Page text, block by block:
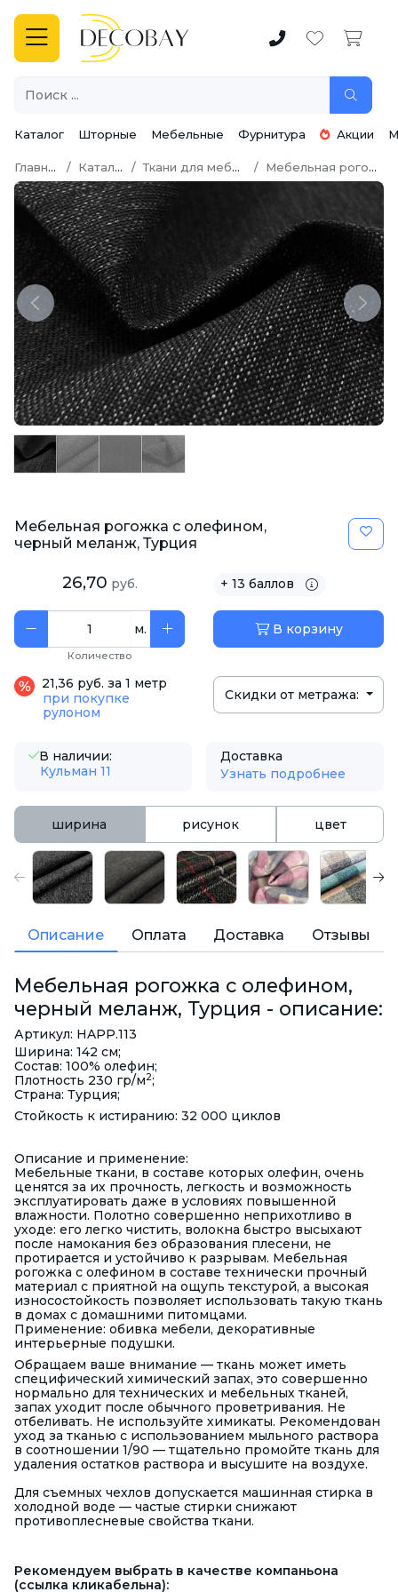
Каталог Шторные Мебельные Фурнитура Акции
Главная Каталог Ткани для мебели Мебельная рогожка
Previous Next
Мебельная рогожка с олефином,
черный меланж, Турция
26,70 руб. + 13 баллов
м.
Количество
В корзину
21,36 руб. за 1 метр
при покупке
рулоном
Скидки от метража:
В наличии:
Кульман 11
Доставка
Узнать подробнее
ширина рисунок цвет
Описание Оплата Доставка Отзывы
Мебельная рогожка с олефином,
черный меланж, Турция - описание:
Артикул: HAPP.113
Ширина: 142 см;
Состав: 100% олефин;
Плотность 230 гр/м2;
Страна: Турция;
Стойкость к истиранию: 32 000 циклов
Описание и применение:
Мебельные ткани, в составе которых олефин, очень
ценятся за их прочность, легкость и возможность
эксплуатировать даже в условиях повышенной
влажности. Полотно совершенно неприхотливо в
уходе: его легко чистить, волокна быстро высыхают
после намокания без образования плесени, не
протирается и устойчиво к разрывам. Мебельная
рогожка с олефином в составе технически прочный
материал с приятной на ощупь текстурой, а высокая
износостойкость позволяет использовать такую ткань
в домах с домашними питомцами.
Применение: обивка мебели, декоративные
интерьерные подушки.
Обращаем ваше внимание — ткань может иметь
специфический химический запах, это совершенно
нормально для технических и мебельных тканей,
запах уходит после обычного проветривания. Не
отбеливать. Не используйте химикаты. Рекомендован
уход за тканью с использованием мыльного раствора
в соотношении 1/90 — тщательно промойте ткань для
удаления остатков раствора и высушите на воздухе.
Для съемных чехлов допускается машинная стирка в
холодной воде — частые стирки снижают
противоплесневые свойства ткани.
Рекомендуем выбрать в качестве компаньона
(ссылка кликабельна):